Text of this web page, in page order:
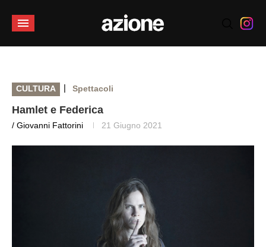
CULTURA | Spettacoli
Hamlet e Federica
/ Giovanni Fattorini 21 Giugno 2021